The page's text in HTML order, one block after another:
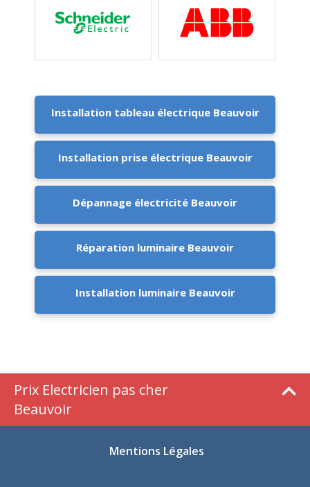
Installation tableau électrique Beauvoir
Installation prise électrique Beauvoir
Dépannage électricité Beauvoir
Réparation luminaire Beauvoir
Installation luminaire Beauvoir
Prix Electricien pas cher
Beauvoir
Mentions Légales